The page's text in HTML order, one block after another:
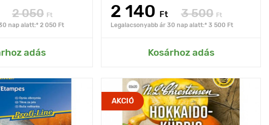
2 050 Ft
nap alatt:* 2 050 Ft
adás
Én kertemhez
2 140 Ft 3 500 Ft
Legalacsonyabb ár 30 nap alatt:* 3 500 Ft
Kosárhoz adás
Hozzáadás az Én kertemhez
sötétnarancssárga
és nagyon illatos
AKCIÓ
Jellemzők
jelentős mennyiségű
A-vitamint tartalmaz